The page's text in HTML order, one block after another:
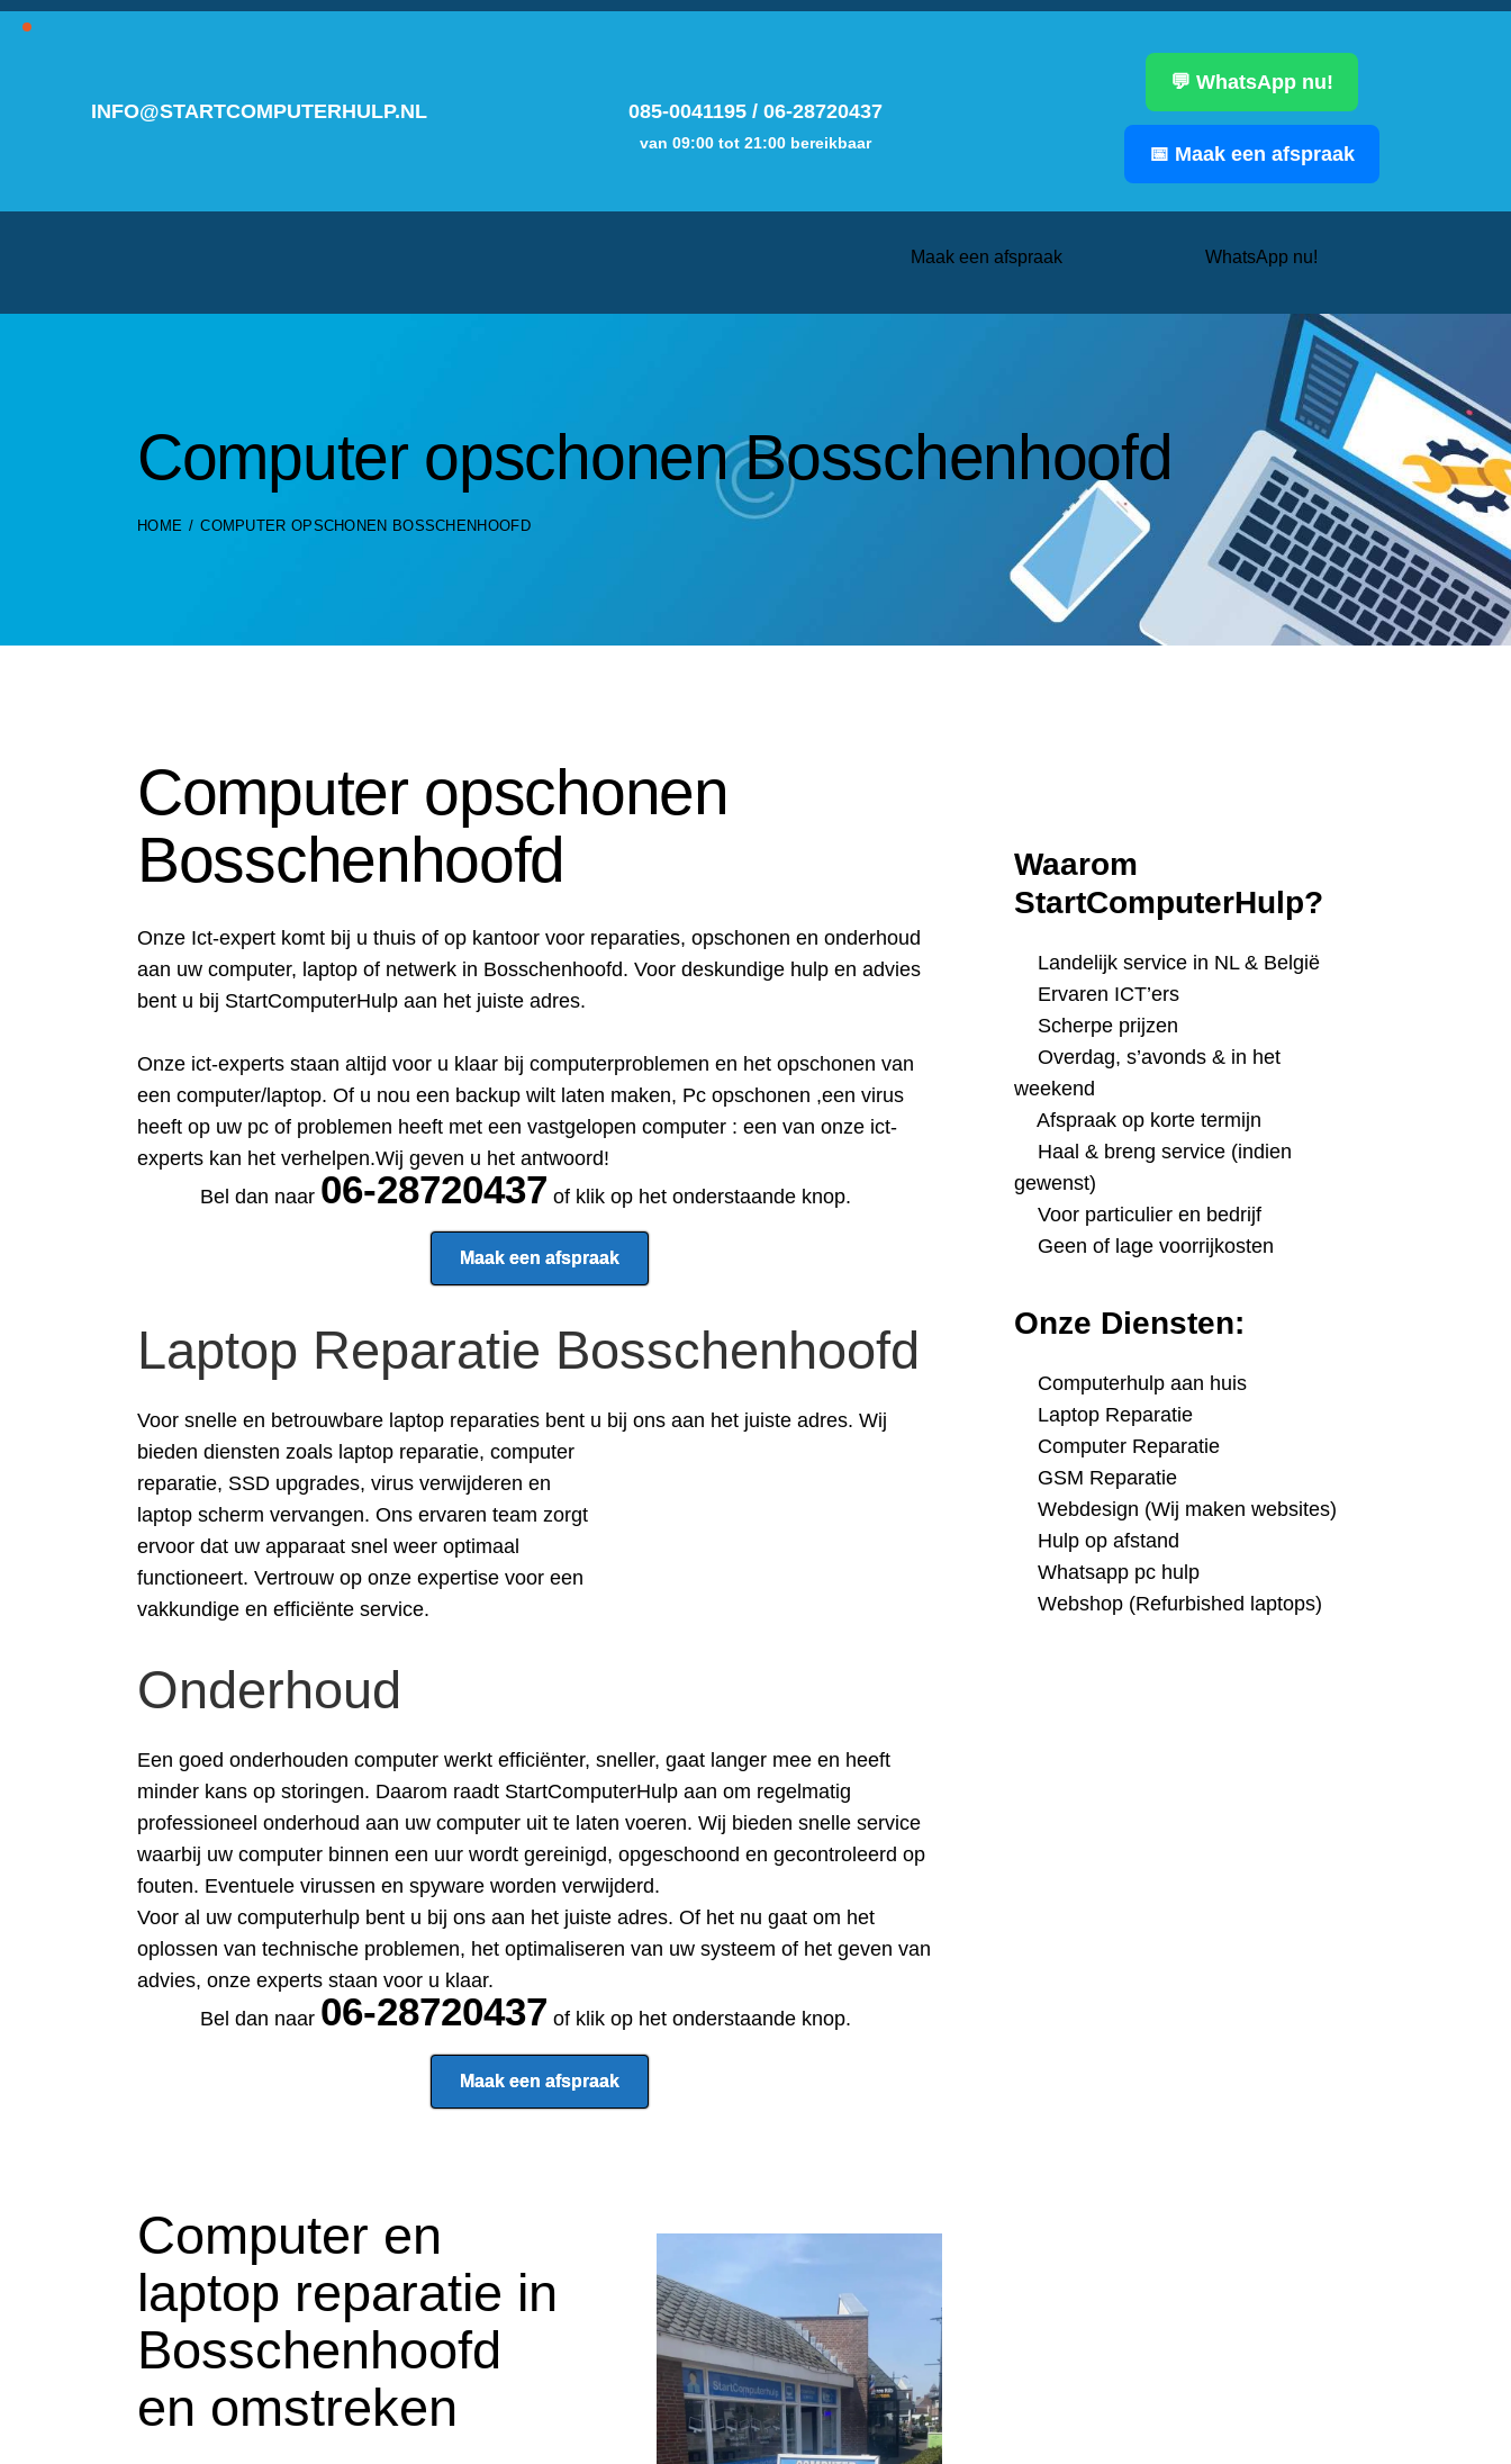
INFO@STARTCOMPUTERHULP.NL 085-0041195/ 06-28720437
van 09:00 tot 21:00 bereikbaar
💬 WhatsApp nu!
📅 Maak een afspraak
Maak een afspraak WhatsApp nu!
Computer opschonen Bosschenhoofd
HOME COMPUTER OPSCHONEN BOSSCHENHOOFD
Computer opschonen
Bosschenhoofd
Onze Ict-expert komt bij u thuis of op kantoor voor reparaties, opschonen en onderhoud
aan uw computer, laptop of netwerk in Bosschenhoofd. Voor deskundige hulp en advies
bent u bij StartComputerHulp aan het juiste adres.
Onze ict-experts staan altijd voor u klaar bij computerproblemen en het opschonen van
een computer/laptop. Of u nou een backup wilt laten maken, Pc opschonen ,een virus
heeft op uw pc of problemen heeft met een vastgelopen computer : een van onze ict-
experts kan het verhelpen.Wij geven u het antwoord!
Bel dan naar 06-28720437 of klik op het onderstaande knop.
Maak een afspraak
Laptop Reparatie Bosschenhoofd
Voor snelle en betrouwbare laptop reparaties bent u bij ons aan het juiste adres. Wij
bieden diensten zoals laptop reparatie, computer
reparatie, SSD upgrades, virus verwijderen en
laptop scherm vervangen. Ons ervaren team zorgt
ervoor dat uw apparaat snel weer optimaal
functioneert. Vertrouw op onze expertise voor een
vakkundige en efficiënte service.
Onderhoud
Een goed onderhouden computer werkt efficiënter, sneller, gaat langer mee en heeft
minder kans op storingen. Daarom raadt StartComputerHulp aan om regelmatig
professioneel onderhoud aan uw computer uit te laten voeren. Wij bieden snelle service
waarbij uw computer binnen een uur wordt gereinigd, opgeschoond en gecontroleerd op
fouten. Eventuele virussen en spyware worden verwijderd.
Voor al uw computerhulp bent u bij ons aan het juiste adres. Of het nu gaat om het
oplossen van technische problemen, het optimaliseren van uw systeem of het geven van
advies, onze experts staan voor u klaar.
Bel dan naar 06-28720437 of klik op het onderstaande knop.
Maak een afspraak
Computer en
laptop reparatie in
Bosschenhoofd
en omstreken
Waarom
StartComputerHulp?
Landelijk service in NL & België
Ervaren ICT’ers
Scherpe prijzen
Overdag, s’avonds & in het
weekend
Afspraak op korte termijn
Haal & breng service (indien
gewenst)
Voor particulier en bedrijf
Geen of lage voorrijkosten
Onze Diensten:
Computerhulp aan huis
Laptop Reparatie
Computer Reparatie
GSM Reparatie
Webdesign (Wij maken websites)
Hulp op afstand
Whatsapp pc hulp
Webshop (Refurbished laptops)